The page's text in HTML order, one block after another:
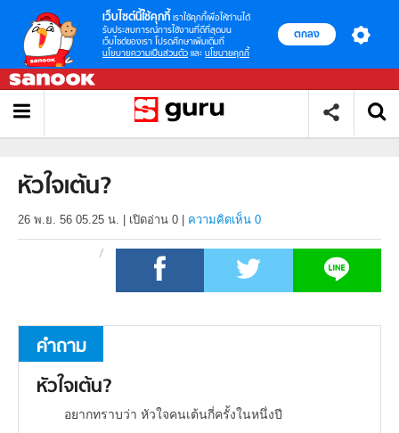
เว็บไซต์นี้ใช้คุกกี้ เราใช้คุกกี้เพื่อให้ท่านได้
รับประสบการณ์การใช้งานที่ดีที่สุดบน
เว็บไซต์ของเรา โปรดศึกษาเพิ่มเติมที่
นโยบายความเป็นส่วนตัว และ นโยบายคุกกี้
ตกลง
หัวใจเต้น?
26 พ.ย. 56 05.25 น. เปิดอ่าน 0 ความคิดเห็น 0
คำถาม
หัวใจเต้น?
อยากทราบว่า หัวใจคนเต้นกี่ครั้งในหนึ่งปี